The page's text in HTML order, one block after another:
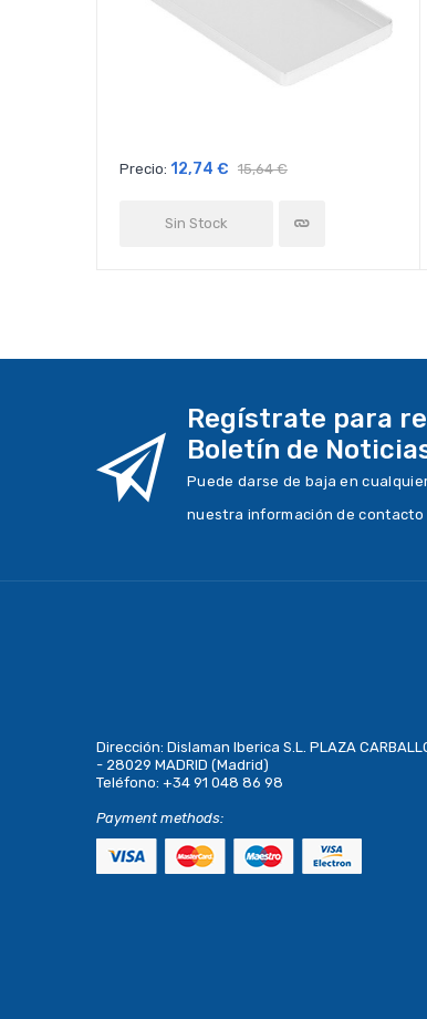
Precio: 12,74 € 15,64 €
Sin Stock
Regístrate para
Boletín de
Puede darse de baja en
nuestra información de contacto
Dirección: Dislaman Iberica S.L. PLAZA
- 28029 MADRID (Madrid)
Teléfono: +34 91 048 86 98
Payment methods: